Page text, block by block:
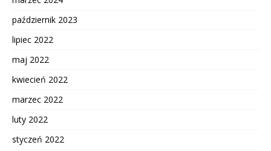
październik 2023
lipiec 2022
maj 2022
kwiecień 2022
marzec 2022
luty 2022
styczeń 2022